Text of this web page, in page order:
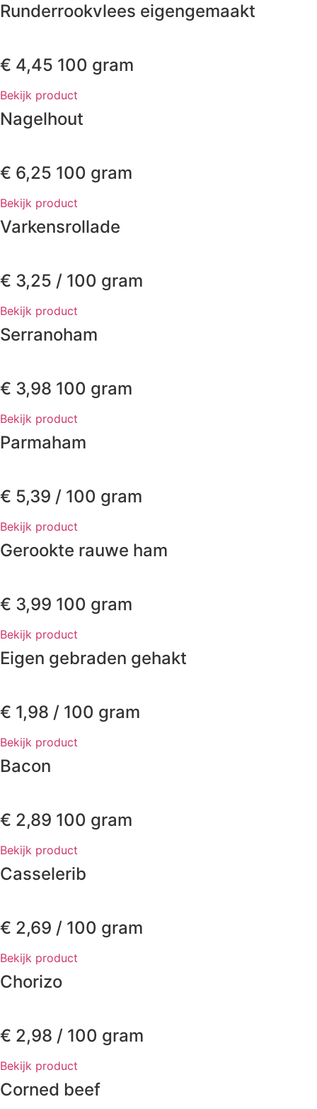
Runderrookvlees eigengemaakt
€ 4,45 100 gram
Bekijk product
Nagelhout
€ 6,25 100 gram
Bekijk product
Varkensrollade
€ 3,25 / 100 gram
Bekijk product
Serranoham
€ 3,98 100 gram
Bekijk product
Parmaham
€ 5,39 / 100 gram
Bekijk product
Gerookte rauwe ham
€ 3,99 100 gram
Bekijk product
Eigen gebraden gehakt
€ 1,98 / 100 gram
Bekijk product
Bacon
€ 2,89 100 gram
Bekijk product
Casselerib
€ 2,69 / 100 gram
Bekijk product
Chorizo
€ 2,98 / 100 gram
Bekijk product
Corned beef